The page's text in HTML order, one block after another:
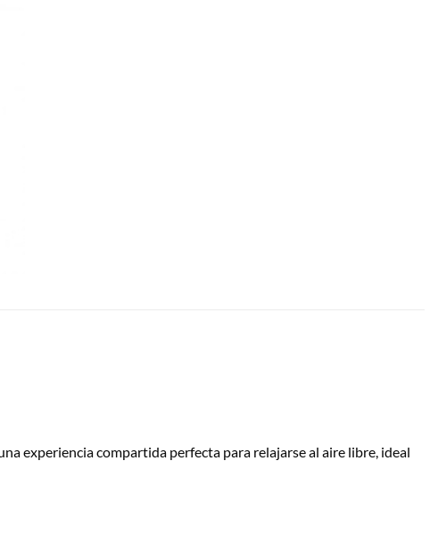
experiencia compartida perfecta para relajarse al aire libre, ideal